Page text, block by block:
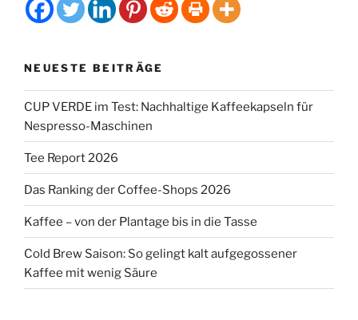
NEUESTE BEITRÄGE
CUP VERDE im Test: Nachhaltige Kaffeekapseln für
Nespresso-Maschinen
Tee Report 2026
Das Ranking der Coffee-Shops 2026
Kaffee – von der Plantage bis in die Tasse
Cold Brew Saison: So gelingt kalt aufgegossener
Kaffee mit wenig Säure